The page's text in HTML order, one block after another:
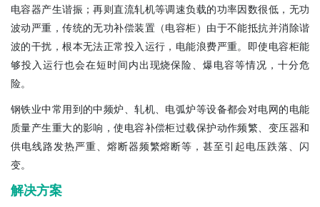
电容器产生谐振；再则直流轧机等调速负载的功率因数很低，无功
波动严重，传统的无功补偿装置（电容柜）由于不能抵抗并消除谐
波的干扰，根本无法正常投入运行，电能浪费严重。即使电容柜能
够投入运行也会在短时间内出现烧保险、爆电容等情况，十分危
险。
钢铁业中常用到的中频炉、轧机、电弧炉等设备都会对电网的电能
质量产生重大的影响，使电容补偿柜过载保护动作频繁、变压器和
供电线路发热严重、熔断器频繁熔断等，甚至引起电压跌落、闪
变。
解决方案